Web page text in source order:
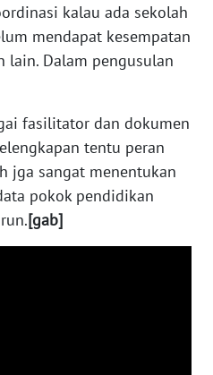
kalau ada sekolah
mendapat kesempatan
lain. Dalam pengusulan
fasilitator dan dokumen
tentu peran
jga sangat menentukan
pokok pendidikan
[gab]